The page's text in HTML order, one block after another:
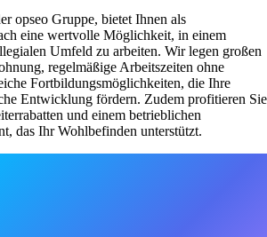
opseo Gruppe, bietet Ihnen als
eine wertvolle Möglichkeit, in einem
Umfeld zu arbeiten. Wir legen großen
regelmäßige Arbeitszeiten ohne
Fortbildungsmöglichkeiten, die Ihre
Entwicklung fördern. Zudem profitieren Sie
und einem betrieblichen
das Ihr Wohlbefinden unterstützt.